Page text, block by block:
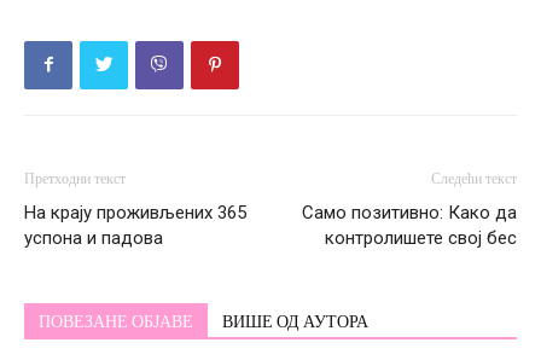
Претходни текст
На крају проживљених 365
успона и падова
Следећи текст
Само позитивно: Како да
контролишете свој бес
ПОВЕЗАНЕ ОБЈАВЕ ВИШЕ ОД АУТОРА